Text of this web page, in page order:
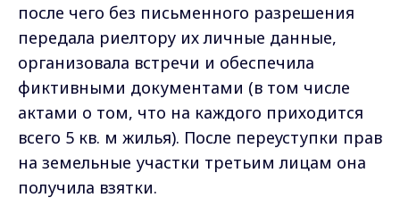
после чего без письменного разрешения
передала риелтору их личные данные,
организовала встречи и обеспечила
фиктивными документами (в том числе
актами о том, что на каждого приходится
всего 5 кв. м жилья). После переуступки прав
на земельные участки третьим лицам она
получила взятки.